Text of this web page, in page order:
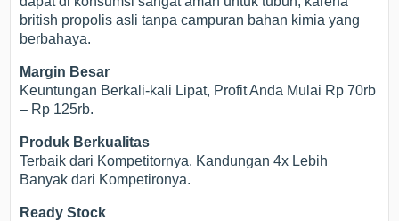
british propolis asli tanpa campuran bahan kimia yang
berbahaya.
Margin Besar
Keuntungan Berkali-kali Lipat, Profit Anda Mulai Rp 70rb
– Rp 125rb.
Produk Berkualitas
Terbaik dari Kompetitornya. Kandungan 4x Lebih
Banyak dari Kompetironya.
Ready Stock